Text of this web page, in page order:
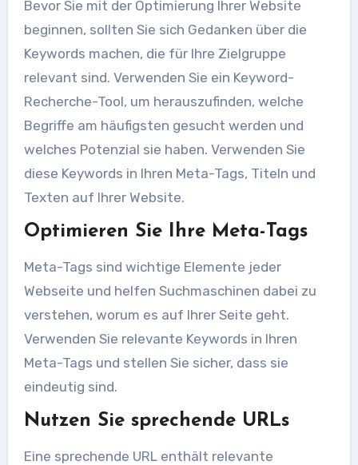
Bevor Sie mit der Optimierung Ihrer Website
beginnen, sollten Sie sich Gedanken über die
Keywords machen, die für Ihre Zielgruppe
relevant sind. Verwenden Sie ein Keyword-
Recherche-Tool, um herauszufinden, welche
Begriffe am häufigsten gesucht werden und
welches Potenzial sie haben. Verwenden Sie
diese Keywords in Ihren Meta-Tags, Titeln und
Texten auf Ihrer Website.
Optimieren Sie Ihre Meta-Tags
Meta-Tags sind wichtige Elemente jeder
Webseite und helfen Suchmaschinen dabei zu
verstehen, worum es auf Ihrer Seite geht.
Verwenden Sie relevante Keywords in Ihren
Meta-Tags und stellen Sie sicher, dass sie
eindeutig sind.
Nutzen Sie sprechende URLs
Eine sprechende URL enthält relevante